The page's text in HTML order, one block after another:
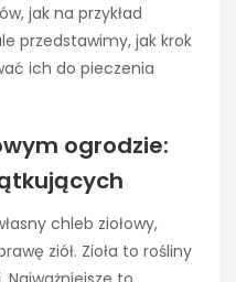
jak na przykład
przedstawimy, jak krok
ich do pieczenia
ogrodzie:
chleb ziołowy,
ziół. Zioła to rośliny